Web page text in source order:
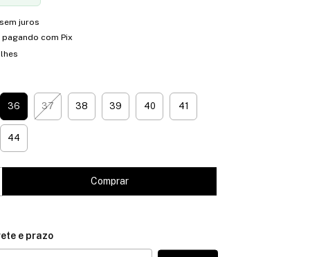
sem juros
pagando com Pix
36 37 38 39 40 41
44